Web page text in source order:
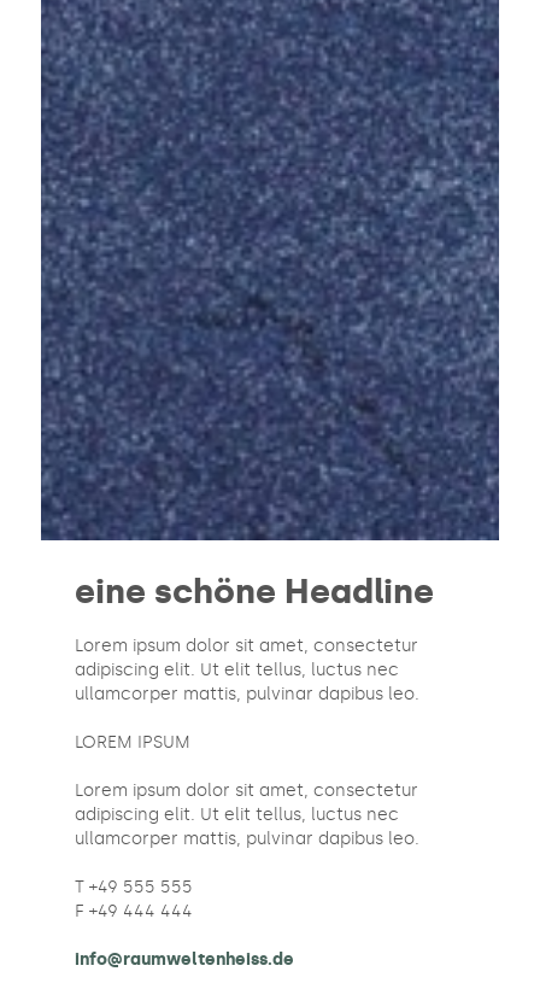
eine schöne Headline
Lorem ipsum dolor sit amet, consectetur
adipiscing elit. Ut elit tellus, luctus nec
ullamcorper mattis, pulvinar dapibus leo.
LOREM IPSUM
Lorem ipsum dolor sit amet, consectetur
adipiscing elit. Ut elit tellus, luctus nec
ullamcorper mattis, pulvinar dapibus leo.
T +49 555 555
F +49 444 444
info@raumweltenheiss.de